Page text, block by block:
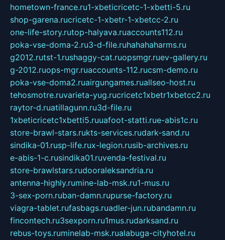
hometown-france.ru1-xbeticricetc-1-xbetti-5.ru
shop-garena.rucricetc-1-xbetr-1-xbetcc-2.ru
one-life-story.rutop-halyava.ruaccounts112.ru
poka-vse-doma-2.ru3-d-file.ruhahahaharms.ru
g2012.rutst-1.rushaggy-cat.ruopsmgr.ruev-gallery.ru
g-2012.ruops-mgr.ruaccounts-112.rucsm-demo.ru
poka-vse-doma2.ruairgungames.ruallseo-host.ru
tehosmotre.ruvarieta-yug.rucricetc1xbetr1xbetcc2.ru
raytor-d.ruatillagunn.ru3d-file.ru
1xbeticricetc1xbetti5.ruuafoot-statti.rue-abis1c.ru
store-brawl-stars.rukts-services.rudark-sand.ru
sindika-01.rusp-life.rux-legion.rusib-archives.ru
e-abis-1-c.rusindika01.ruvenda-festival.ru
store-brawlstars.rudooraleksandria.ru
antenna-highly.rumine-lab-msk.ru1-mus.ru
3-sex-porn.ruban-damn.rupurse-factory.ru
viagra-tablet.rufasbags.ruadler-jun.rubandamn.ru
fincontech.ru3sexporn.ru1mus.rudarksand.ru
rebus-toys.ruminelab-msk.rualabuga-cityhotel.ru